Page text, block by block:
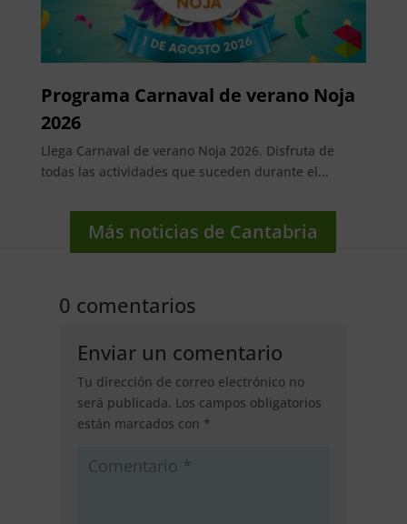
Programa Carnaval de verano Noja
2026
Llega Carnaval de verano Noja 2026. Disfruta de
todas las actividades que suceden durante el...
Más noticias de Cantabria
0 comentarios
Enviar un comentario
Tu dirección de correo electrónico no
será publicada. Los campos obligatorios
están marcados con *